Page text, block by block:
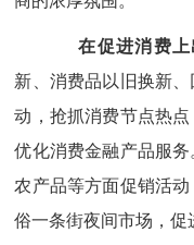
在促进消费上
新、消费品以旧换新
动，抢抓消费节点热点
优化消费金融产品服务
农产品等方面促销活
俗一条街夜间市场，促